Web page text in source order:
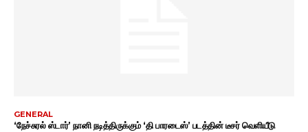
GENERAL
‘நேச்சுரல் ஸ்டார்’ நானி நடித்திருக்கும் ‘தி பாரடைஸ்’ படத்தின் டீசர் வெளியீடு